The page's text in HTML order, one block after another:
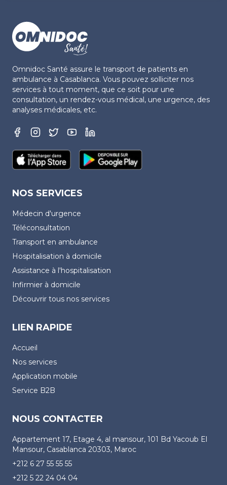
Omnidoc Santé assure le transport de patients en
ambulance à Casablanca. Vous pouvez solliciter nos
services à tout moment, que ce soit pour une
consultation, un rendez-vous médical, une urgence, des
analyses médicales, etc.
NOS SERVICES
Médecin d'urgence
Téléconsultation
Transport en ambulance
Hospitalisation à domicile
Assistance à l'hospitalisation
Infirmier à domicile
Découvrir tous nos services
LIEN RAPIDE
Accueil
Nos services
Application mobile
Service B2B
NOUS CONTACTER
Appartement 17, Etage 4, al mansour, 101 Bd Yacoub El
Mansour, Casablanca 20303, Maroc
+212 6 27 55 55 55
+212 5 22 24 04 04